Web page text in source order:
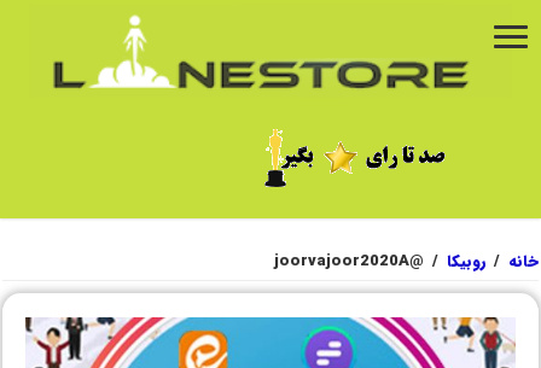
خانه / روبیکا /
@joorvajoor2020A